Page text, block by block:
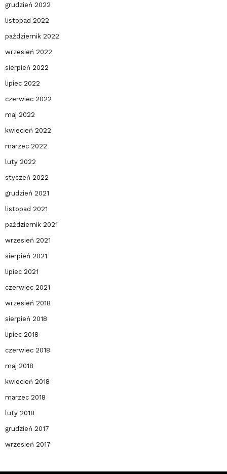
grudzień 2022
listopad 2022
październik 2022
wrzesień 2022
sierpień 2022
lipiec 2022
czerwiec 2022
maj 2022
kwiecień 2022
marzec 2022
luty 2022
styczeń 2022
grudzień 2021
listopad 2021
październik 2021
wrzesień 2021
sierpień 2021
lipiec 2021
czerwiec 2021
wrzesień 2018
sierpień 2018
lipiec 2018
czerwiec 2018
maj 2018
kwiecień 2018
marzec 2018
luty 2018
grudzień 2017
wrzesień 2017